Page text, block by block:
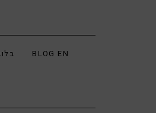
BLOG EN